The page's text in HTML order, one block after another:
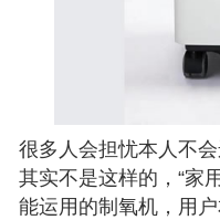
很多人会担忧本人不
其实不是这样的，“家
能运用的制氧机，用